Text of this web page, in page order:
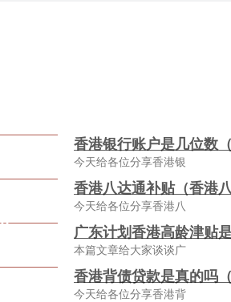
香港银行账户是几位数
今天给各位分享香港银
香港八达通补贴（香港
今天给各位分享香港八
广东计划香港高龄津贴
本篇文章给大家谈谈广
香港背债贷款是真的吗
今天给各位分享香港背